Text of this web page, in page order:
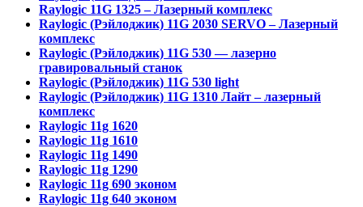
Raylogic 11G 1325 – Лазерный комплекс
Raylogic (Рэйлоджик) 11G 2030 SERVO – Лазерный
комплекс
Raylogic (Рэйлоджик) 11G 530 — лазерно
гравировальный станок
Raylogic (Рэйлоджик) 11G 530 light
Raylogic (Рэйлоджик) 11G 1310 Лайт – лазерный
комплекс
Raylogic 11g 1620
Raylogic 11g 1610
Raylogic 11g 1490
Raylogic 11g 1290
Raylogic 11g 690 эконом
Raylogic 11g 640 эконом